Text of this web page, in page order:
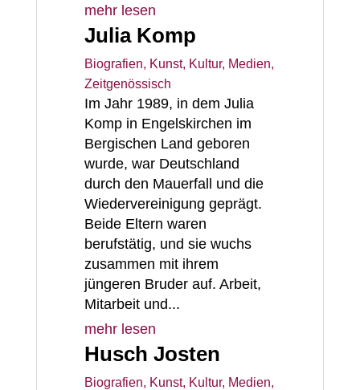
mehr lesen
Julia Komp
Biografien, Kunst, Kultur, Medien,
Zeitgenössisch
Im Jahr 1989, in dem Julia
Komp in Engelskirchen im
Bergischen Land geboren
wurde, war Deutschland
durch den Mauerfall und die
Wiedervereinigung geprägt.
Beide Eltern waren
berufstätig, und sie wuchs
zusammen mit ihrem
jüngeren Bruder auf. Arbeit,
Mitarbeit und...
mehr lesen
Husch Josten
Biografien, Kunst, Kultur, Medien,